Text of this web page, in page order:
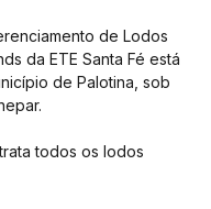
de Lodos
da ETE Santa Fé está
de Palotina, sob
todos os lodos